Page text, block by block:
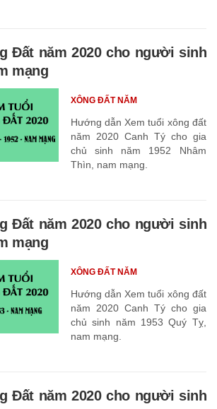
Đất năm 2020 cho người sinh
mạng
Hướng dẫn Xem tuổi xông đất
năm 2020 Canh Tý cho gia
chủ sinh năm 1952 Nhâm
Thìn, nam mạng.
XÔNG ĐẤT NĂM
Đất năm 2020 cho người sinh
mạng
Hướng dẫn Xem tuổi xông đất
năm 2020 Canh Tý cho gia
chủ sinh năm 1953 Quý Tỵ,
nam mạng.
XÔNG ĐẤT NĂM
Đất năm 2020 cho người sinh